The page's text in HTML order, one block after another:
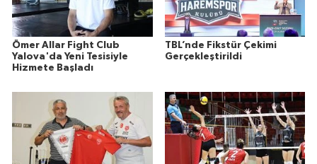
Ömer Allar Fight Club
Yalova'da Yeni Tesisiyle
Hizmete Başladı
TBL’nde Fikstür Çekimi
Gerçekleştirildi